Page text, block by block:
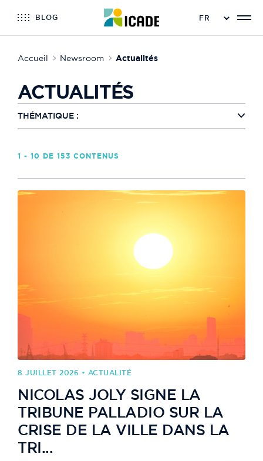
BLOG
Accueil Newsroom Actualités
ACTUALITÉS
THÉMATIQUE :
1 - 10 DE 153 CONTENUS
8 JUILLET 2026 • ACTUALITÉ
NICOLAS JOLY SIGNE LA
TRIBUNE PALLADIO SUR LA
CRISE DE LA VILLE DANS LA
TRI...